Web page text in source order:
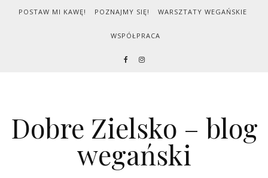
Skip to content
POSTAW MI KAWĘ! POZNAJMY SIĘ! WARSZTATY WEGAŃSKIE
WSPÓŁPRACA
Dobre Zielsko – blog
wegański